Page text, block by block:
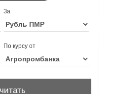
За
По курсу от